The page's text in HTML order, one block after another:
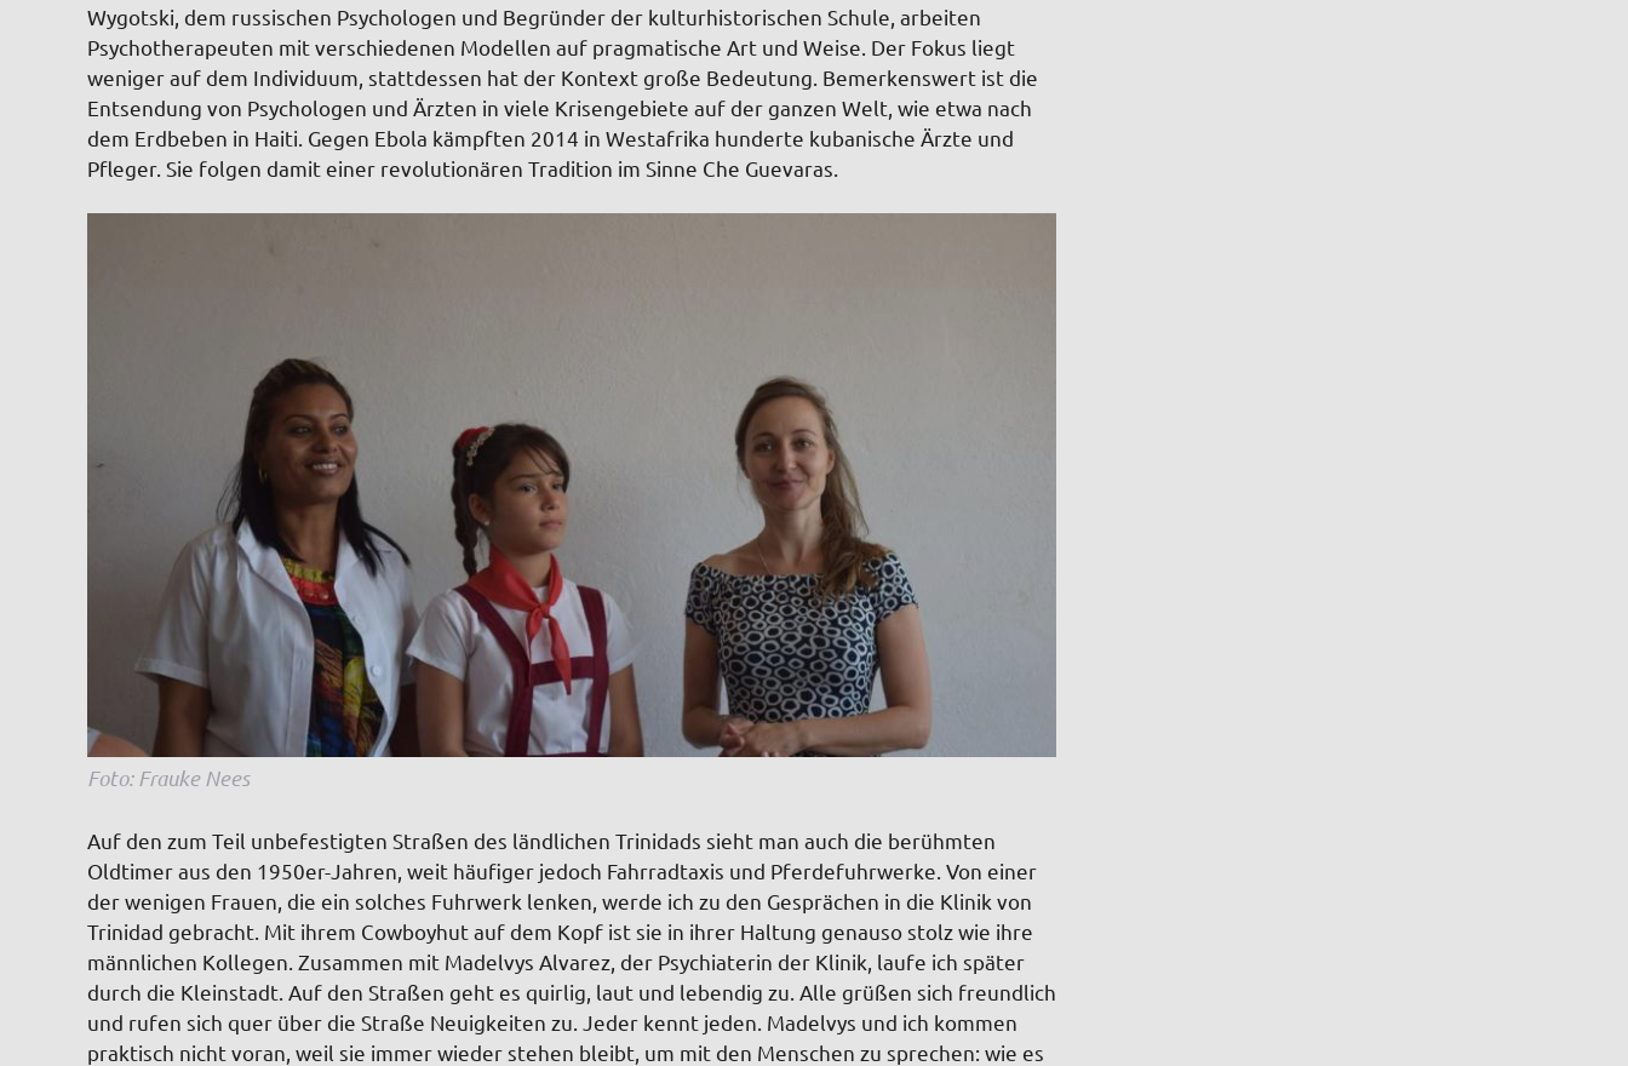
Wygotski, dem russischen Psychologen und Begründer der kulturhistorischen Schule, arbeiten
Psychotherapeuten mit verschiedenen Modellen auf pragmatische Art und Weise. Der Fokus liegt
weniger auf dem Individuum, stattdessen hat der Kontext große Bedeutung. Bemerkenswert ist die
Entsendung von Psychologen und Ärzten in viele Krisengebiete auf der ganzen Welt, wie etwa nach
dem Erdbeben in Haiti. Gegen Ebola kämpften 2014 in Westafrika hunderte kubanische Ärzte und
Pfleger. Sie folgen damit einer revolutionären Tradition im Sinne Che Guevaras.
Foto: Frauke Nees
Auf den zum Teil unbefestigten Straßen des ländlichen Trinidads sieht man auch die berühmten
Oldtimer aus den 1950er-Jahren, weit häufiger jedoch Fahrradtaxis und Pferdefuhrwerke. Von einer
der wenigen Frauen, die ein solches Fuhrwerk lenken, werde ich zu den Gesprächen in die Klinik von
Trinidad gebracht. Mit ihrem Cowboyhut auf dem Kopf ist sie in ihrer Haltung genauso stolz wie ihre
männlichen Kollegen. Zusammen mit Madelvys Alvarez, der Psychiaterin der Klinik, laufe ich später
durch die Kleinstadt. Auf den Straßen geht es quirlig, laut und lebendig zu. Alle grüßen sich freundlich
und rufen sich quer über die Straße Neuigkeiten zu. Jeder kennt jeden. Madelvys und ich kommen
praktisch nicht voran, weil sie immer wieder stehen bleibt, um mit den Menschen zu sprechen: wie es